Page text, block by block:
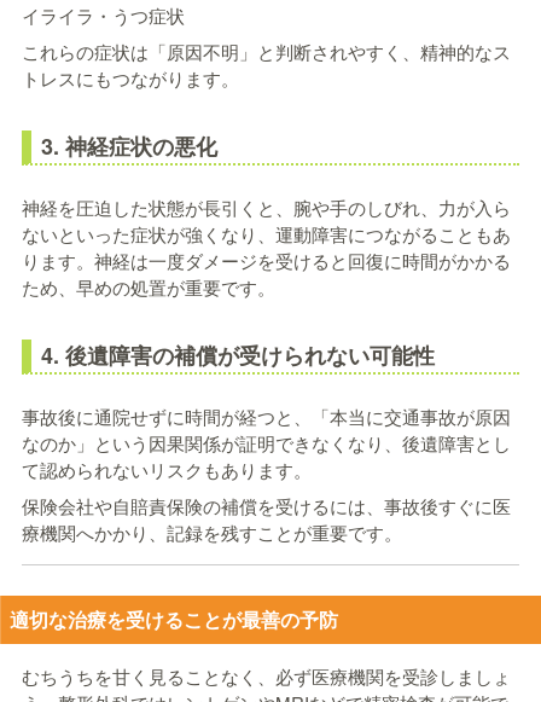
イライラ・うつ症状
これらの症状は「原因不明」と判断されやすく、精神的なス
トレスにもつながります。
3. 神経症状の悪化
神経を圧迫した状態が長引くと、腕や手のしびれ、力が入ら
ないといった症状が強くなり、運動障害につながることもあ
ります。神経は一度ダメージを受けると回復に時間がかかる
ため、早めの処置が重要です。
4. 後遺障害の補償が受けられない可能性
事故後に通院せずに時間が経つと、「本当に交通事故が原因
なのか」という因果関係が証明できなくなり、後遺障害とし
て認められないリスクもあります。
保険会社や自賠責保険の補償を受けるには、事故後すぐに医
療機関へかかり、記録を残すことが重要です。
適切な治療を受けることが最善の予防
むちうちを甘く見ることなく、必ず医療機関を受診しましょ